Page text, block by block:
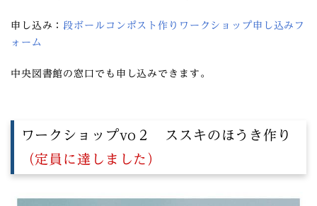
申し込み：段ボールコンポスト作りワークショップ申し込みフ
ォーム
中央図書館の窓口でも申し込みできます。
ワークショップvo２ ススキのほうき作り
（定員に達しました）